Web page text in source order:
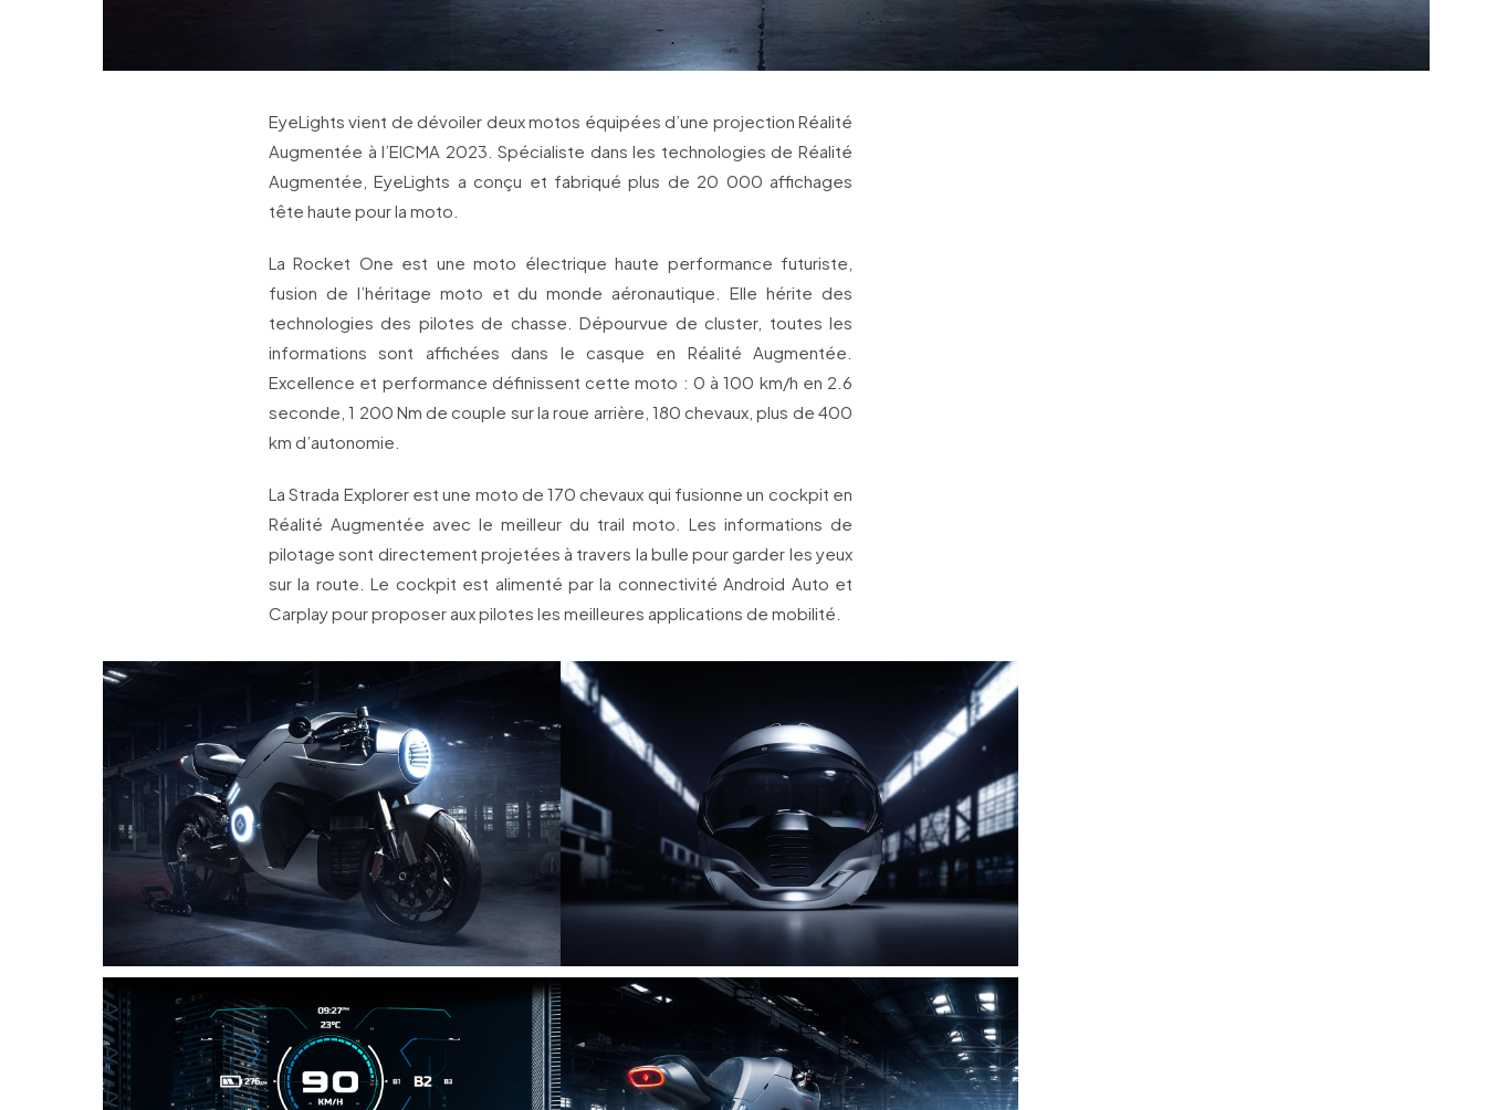
EyeLights vient de dévoiler deux motos équipées d’une projection Réalité
Augmentée à l’EICMA 2023. Spécialiste dans les technologies de Réalité
Augmentée, EyeLights a conçu et fabriqué plus de 20 000 affichages
tête haute pour la moto.
La Rocket One est une moto électrique haute performance futuriste,
fusion de l’héritage moto et du monde aéronautique. Elle hérite des
technologies des pilotes de chasse. Dépourvue de cluster, toutes les
informations sont affichées dans le casque en Réalité Augmentée.
Excellence et performance définissent cette moto : 0 à 100 km/h en 2.6
seconde, 1 200 Nm de couple sur la roue arrière, 180 chevaux, plus de 400
km d’autonomie.
La Strada Explorer est une moto de 170 chevaux qui fusionne un cockpit en
Réalité Augmentée avec le meilleur du trail moto. Les informations de
pilotage sont directement projetées à travers la bulle pour garder les yeux
sur la route. Le cockpit est alimenté par la connectivité Android Auto et
Carplay pour proposer aux pilotes les meilleures applications de mobilité.